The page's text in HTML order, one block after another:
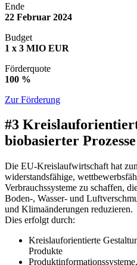
Ende
22 Februar 2024
Budget
1 x 3 MIO EUR
Förderquote
100 %
Zur Förderung
#3
biobasierter
Die EU-Kreislaufwirtschaft hat
widerstandsfähige,
Verbrauchssysteme zu schaffen,
Boden-, Wasser- und
und Klimaänderungen reduzieren.
Dies erfolgt durch:
Kreislauforientierte
Produkte